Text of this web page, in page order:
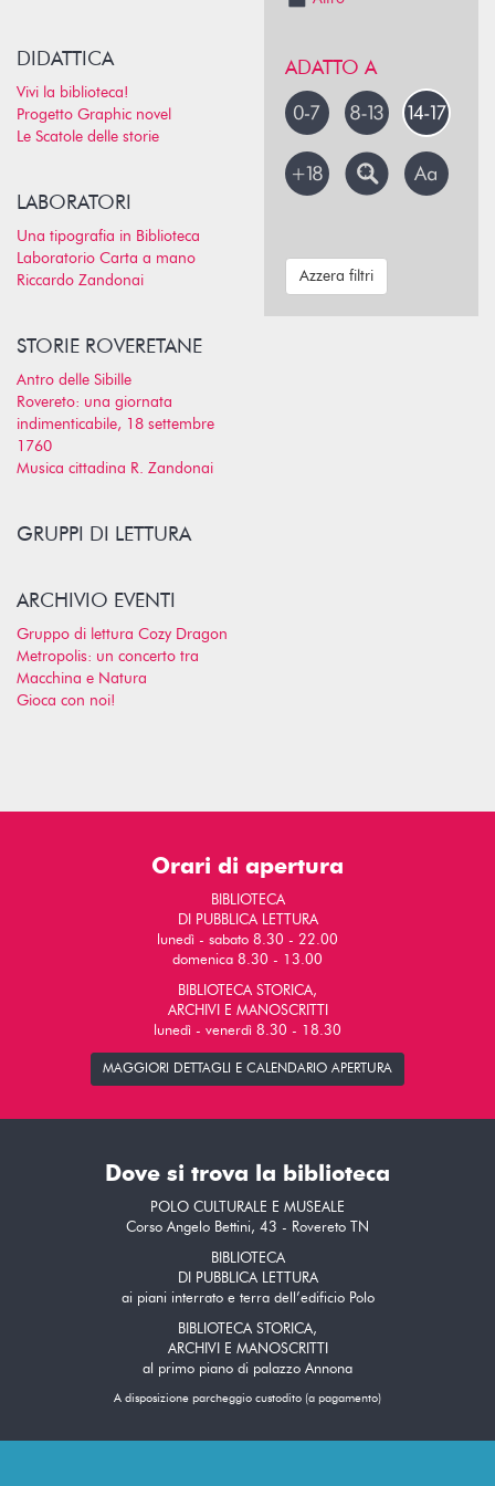
DIDATTICA
Vivi la biblioteca!
Progetto Graphic novel
Le Scatole delle storie
LABORATORI
Una tipografia in Biblioteca
Laboratorio Carta a mano
Riccardo Zandonai
STORIE ROVERETANE
Antro delle Sibille
Rovereto: una giornata
indimenticabile, 18 settembre
1760
Musica cittadina R. Zandonai
GRUPPI DI LETTURA
ARCHIVIO EVENTI
Gruppo di lettura Cozy Dragon
Metropolis: un concerto tra
Macchina e Natura
Gioca con noi!
ADATTO A
Azzera filtri
Orari di apertura
BIBLIOTECA
DI PUBBLICA LETTURA
lunedì - sabato 8.30 - 22.00
domenica 8.30 - 13.00
BIBLIOTECA STORICA,
ARCHIVI E MANOSCRITTI
lunedì - venerdì 8.30 - 18.30
MAGGIORI DETTAGLI E CALENDARIO APERTURA
Dove si trova la biblioteca
POLO CULTURALE E MUSEALE
Corso Angelo Bettini, 43 - Rovereto TN
BIBLIOTECA
DI PUBBLICA LETTURA
ai piani interrato e terra dell’edificio Polo
BIBLIOTECA STORICA,
ARCHIVI E MANOSCRITTI
al primo piano di palazzo Annona
A disposizione parcheggio custodito (a pagamento)